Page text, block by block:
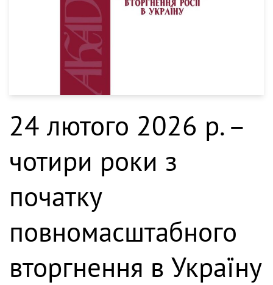
24 лютого 2026 р. –
чотири роки з
початку
повномасштабного
вторгнення в Україну